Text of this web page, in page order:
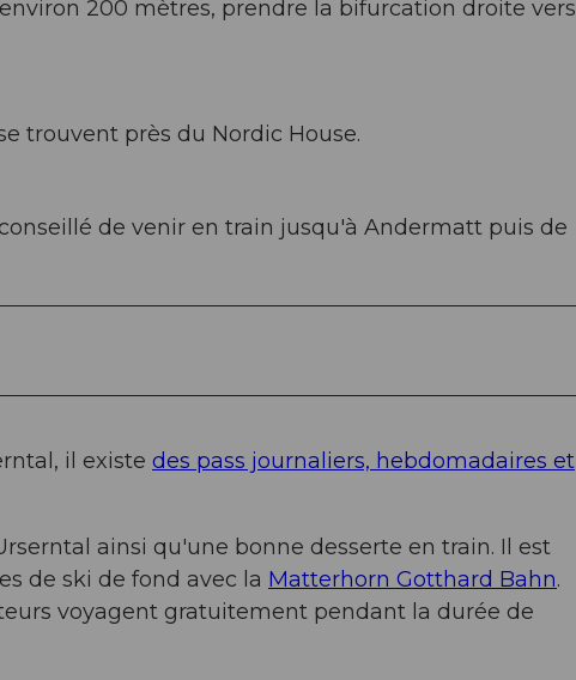
200 mètres, prendre la bifurcation droite vers
trouvent près du Nordic House.
de venir en train jusqu'à Andermatt puis de
il existe des pass journaliers, hebdomadaires et
ainsi qu'une bonne desserte en train. Il est
de ski de fond avec la Matterhorn Gotthard Bahn.
voyagent gratuitement pendant la durée de